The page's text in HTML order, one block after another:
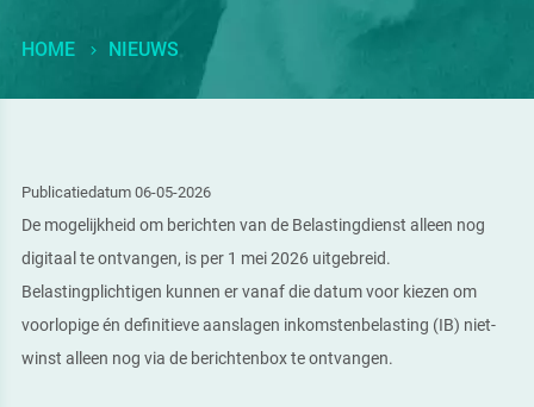
HOME NIEUWS
Publicatiedatum 06-05-2026
De mogelijkheid om berichten van de Belastingdienst alleen nog
digitaal te ontvangen, is per 1 mei 2026 uitgebreid.
Belastingplichtigen kunnen er vanaf die datum voor kiezen om
voorlopige én definitieve aanslagen inkomstenbelasting (IB) niet-
winst alleen nog via de berichtenbox te ontvangen.